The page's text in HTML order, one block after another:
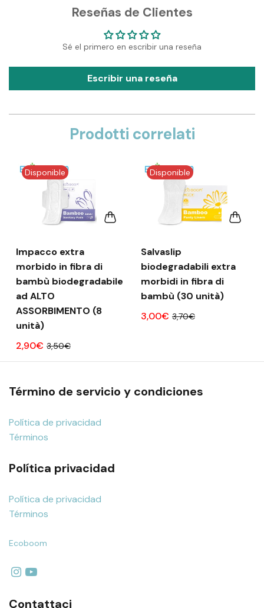
Reseñas de Clientes
Sé el primero en escribir una reseña
Escribir una reseña
Prodotti correlati
Disponible
Impacco extra
morbido in fibra di
bambù biodegradabile
ad ALTO
ASSORBIMENTO (8
unità)
2,90€ 3,50€
Disponible
Salvaslip
biodegradabili extra
morbidi in fibra di
bambù (30 unità)
3,00€ 3,70€
Término de servicio y condiciones
Política de privacidad
Términos
Política privacidad
Política de privacidad
Términos
Ecoboom
Contattaci